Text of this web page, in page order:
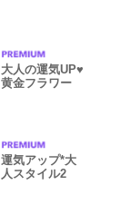
大人の運気UP♥️
黄金フラワー
運気アップ*大
人スタイル2